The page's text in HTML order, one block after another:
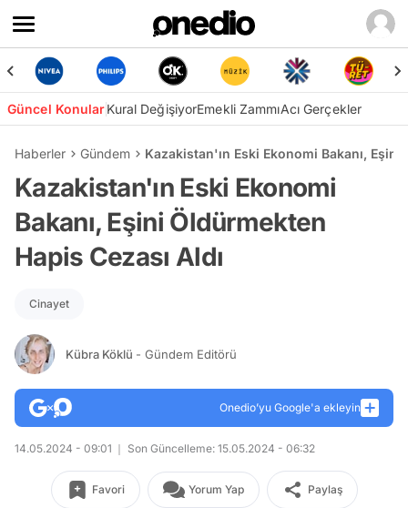
Güncel KonularKural DeğişiyorEmekli ZammıAcı Gerçekler
Haberler Gündem Kazakistan'ın Eski Ekonomi Bakanı, Eşini
Kazakistan'ın Eski Ekonomi
Bakanı, Eşini Öldürmekten
Hapis Cezası Aldı
Cinayet
Kübra Köklü - Gündem Editörü
Onedio’yu Google'a ekleyin
14.05.2024 - 09:01 Son Güncelleme: 15.05.2024 - 06:32
Favori Yorum Yap Paylaş